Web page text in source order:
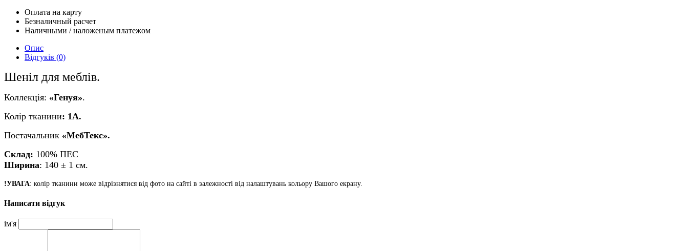
Оплата на карту
Безналичный расчет
Наличными / наложеным платежом
Опис
Відгуків (0)
Шеніл для меблів.
Коллекція: «Генуя».
Колір тканини: 1А.
Постачальник «МебТекс».
Склад: 100% ПЕС
Ширина: 140 ± 1 см.
!УВАГА: колір тканини може відрізнятися від фото на сайті в залежності від налаштувань кольору Вашого екрану.
Написати відгук
ім'я